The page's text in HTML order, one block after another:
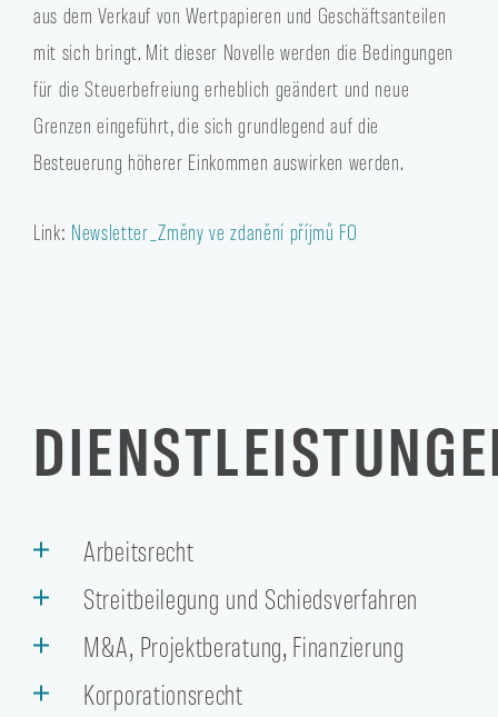
aus dem Verkauf von Wertpapieren und Geschäftsanteilen
mit sich bringt. Mit dieser Novelle werden die Bedingungen
für die Steuerbefreiung erheblich geändert und neue
Grenzen eingeführt, die sich grundlegend auf die
Besteuerung höherer Einkommen auswirken werden.
Link: Newsletter_Změny ve zdanění příjmů FO
Arbeitsrecht
Streitbeilegung und Schiedsverfahren
M&A, Projektberatung, Finanzierung
Korporationsrecht